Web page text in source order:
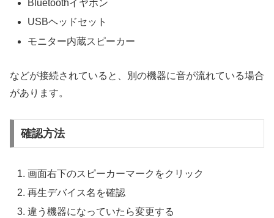
Bluetoothイヤホン
USBヘッドセット
モニター内蔵スピーカー
などが接続されていると、別の機器に音が流れている場合
があります。
確認方法
画面右下のスピーカーマークをクリック
再生デバイス名を確認
違う機器になっていたら変更する